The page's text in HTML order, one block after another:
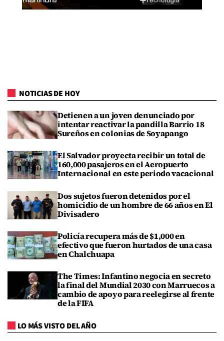
NOTICIAS DE HOY
Detienen a un joven denunciado por
intentar reactivar la pandilla Barrio 18
Sureños en colonias de Soyapango
El Salvador proyecta recibir un total de
160,000 pasajeros en el Aeropuerto
Internacional en este periodo vacacional
Dos sujetos fueron detenidos por el
homicidio de un hombre de 66 años en El
Divisadero
Policía recupera más de $1,000 en
efectivo que fueron hurtados de una casa
en Chalchuapa
The Times: Infantino negocia en secreto
la final del Mundial 2030 con Marruecos a
cambio de apoyo para reelegirse al frente
de la FIFA
LO MÁS VISTO DEL AÑO